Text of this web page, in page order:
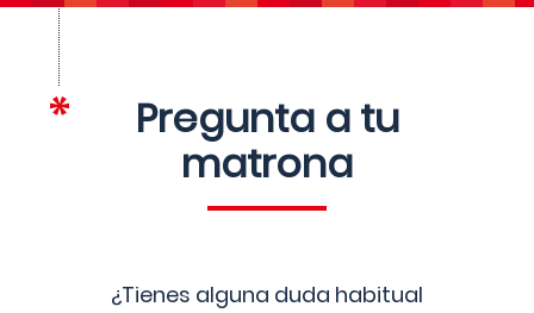
Pregunta a tu
matrona
¿Tienes alguna duda habitual